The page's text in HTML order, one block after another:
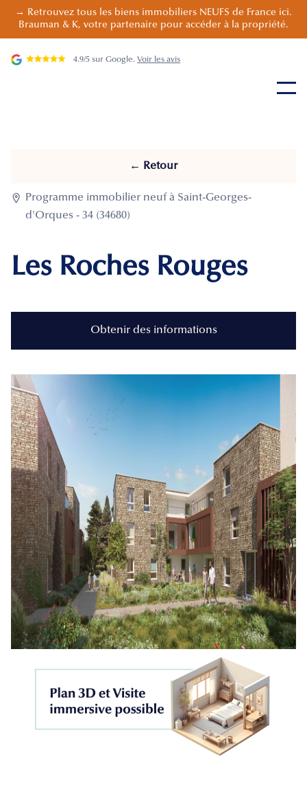
→ Retrouvez tous les biens immobiliers NEUFS de France ici.
Brauman & K, votre partenaire pour accéder à la propriété.
4.9/5 sur Google. Voir les avis
← Retour

Programme immobilier neuf à Saint-Georges-
d'Orques - 34 (34680)
Les Roches Rouges
Obtenir des informations